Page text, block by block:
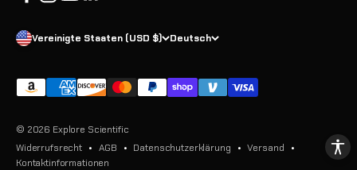
Vereinigte Staaten (USD $) Deutsch
© 2026 Explore Scientific
Widerrufsrecht
AGB Datenschutzerklärung
Versand
Kontaktinformationen